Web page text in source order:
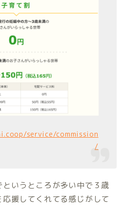
service/commission
/
いうところが多い中で３歳
援してくれてる感じがして